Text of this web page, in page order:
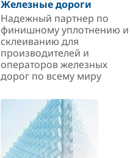
Железные дороги
Надежный партнер по
финишному уплотнению и
склеиванию для
производителей и
операторов железных
дорог по всему миру